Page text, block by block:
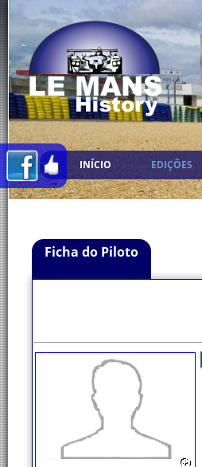
INÍCIO EDIÇÕES
Ficha do Piloto